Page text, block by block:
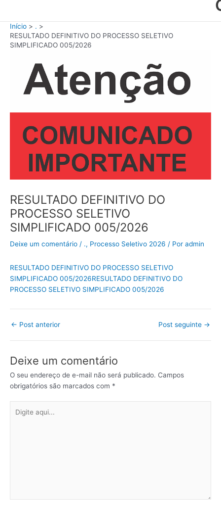
Início
.
RESULTADO DEFINITIVO DO PROCESSO SELETIVO
SIMPLIFICADO 005/2026
RESULTADO DEFINITIVO DO
PROCESSO SELETIVO
SIMPLIFICADO 005/2026
Deixe um comentário / ., Processo Seletivo 2026 / Por admin
RESULTADO DEFINITIVO DO PROCESSO SELETIVO
SIMPLIFICADO 005/2026RESULTADO DEFINITIVO DO
PROCESSO SELETIVO SIMPLIFICADO 005/2026
← Post anterior Post seguinte →
Deixe um comentário
O seu endereço de e-mail não será publicado. Campos
obrigatórios são marcados com *
aqui...